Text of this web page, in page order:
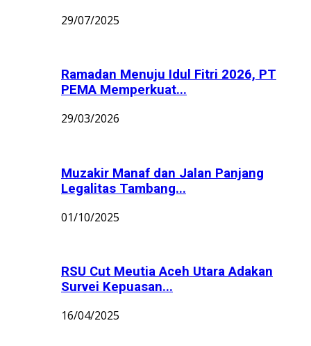
29/07/2025
Ramadan Menuju Idul Fitri 2026, PT
PEMA Memperkuat...
29/03/2026
Muzakir Manaf dan Jalan Panjang
Legalitas Tambang...
01/10/2025
RSU Cut Meutia Aceh Utara Adakan
Survei Kepuasan...
16/04/2025